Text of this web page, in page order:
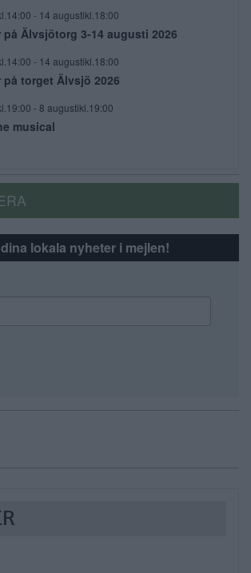
- 14 augustikl.18:00
på Älvsjötorg 3-14 augusti 2026
- 14 augustikl.18:00
på torget Älvsjö 2026
- 8 augustikl.19:00
musical
lokala nyheter i mejlen!